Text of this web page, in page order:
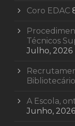
Coro EDAC
Técnicos
Julho, 2026
Bibliotecário
A Escola,
Junho, 2026